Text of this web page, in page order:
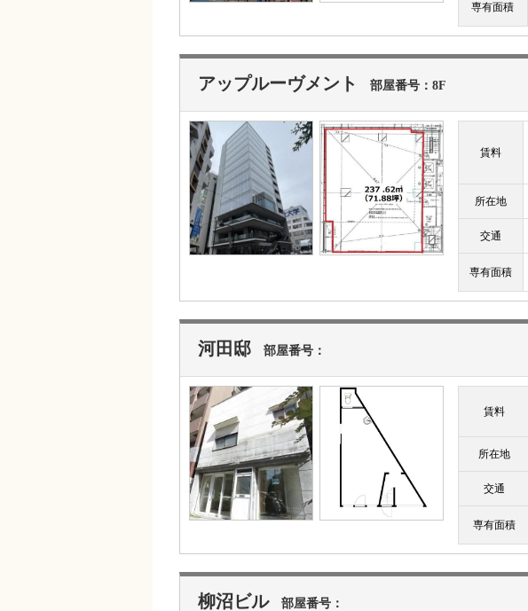
専有面積
アップルーヴメント 部屋番号：8F
賃料
所在地
交通
専有面積
河田邸 部屋番号：
賃料
所在地
交通
専有面積
柳沼ビル 部屋番号：